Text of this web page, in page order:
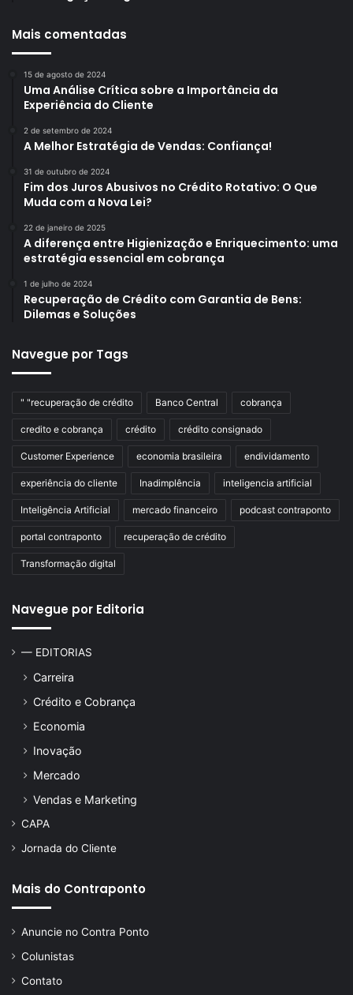
Mais comentadas
15 de agosto de 2024
Uma Análise Crítica sobre a Importância da
Experiência do Cliente
2 de setembro de 2024
A Melhor Estratégia de Vendas: Confiança!
31 de outubro de 2024
Fim dos Juros Abusivos no Crédito Rotativo: O Que
Muda com a Nova Lei?
22 de janeiro de 2025
A diferença entre Higienização e Enriquecimento: uma
estratégia essencial em cobrança
1 de julho de 2024
Recuperação de Crédito com Garantia de Bens:
Dilemas e Soluções
Navegue por Tags
" "recuperação de crédito Banco Central cobrança
credito e cobrança crédito crédito consignado
Customer Experience economia brasileira endividamento
experiência do cliente Inadimplência inteligencia artificial
Inteligência Artificial mercado financeiro podcast contraponto
portal contraponto recuperação de crédito
Transformação digital
Navegue por Editoria
— EDITORIAS
Carreira
Crédito e Cobrança
Economia
Inovação
Mercado
Vendas e Marketing
CAPA
Jornada do Cliente
Mais do Contraponto
Anuncie no Contra Ponto
Colunistas
Contato